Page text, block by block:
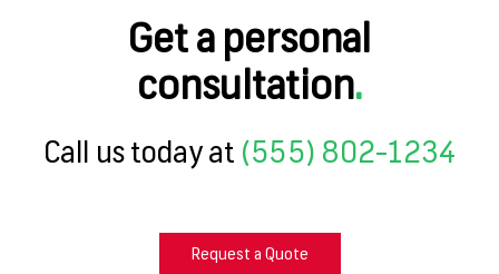
Get a personal
consultation.
Call us today at (555) 802-1234
Request a Quote